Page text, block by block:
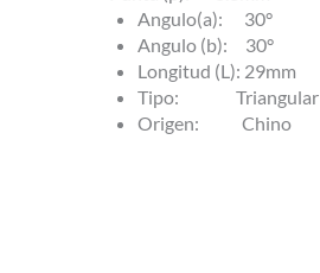
Angulo(a): 30°
Angulo (b): 30°
Longitud (L): 29mm
Tipo: Triangular
Origen: Chino